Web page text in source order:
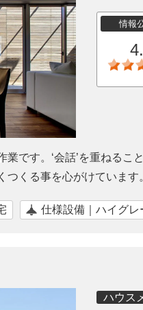
情報
です。‘会話’を重ねる
つくる事を心がけています
仕様設備｜ハイグレ
ハウス